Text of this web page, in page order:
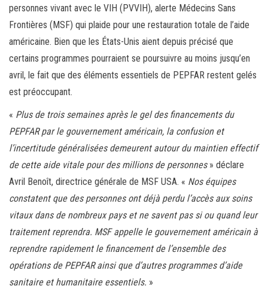
personnes vivant avec le VIH (PVVIH), alerte Médecins Sans
Frontières (MSF) qui plaide pour une restauration totale de l’aide
américaine. Bien que les États-Unis aient depuis précisé que
certains programmes pourraient se poursuivre au moins jusqu’en
avril, le fait que des éléments essentiels de PEPFAR restent gelés
est préoccupant.
« Plus de trois semaines après le gel des financements du
PEPFAR par le gouvernement américain, la confusion et
l’incertitude généralisées demeurent autour du maintien effectif
de cette aide vitale pour des millions de personnes » déclare
Avril Benoît, directrice générale de MSF USA. « Nos équipes
constatent que des personnes ont déjà perdu l’accès aux soins
vitaux dans de nombreux pays et ne savent pas si ou quand leur
traitement reprendra. MSF appelle le gouvernement américain à
reprendre rapidement le financement de l’ensemble des
opérations de PEPFAR ainsi que d’autres programmes d’aide
sanitaire et humanitaire essentiels. »